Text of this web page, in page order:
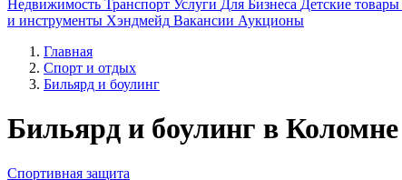
Недвижимость Транспорт Услуги Для Бизнеса Детские товары
и инструменты Хэндмейд Вакансии Аукционы
Главная
Спорт и отдых
Бильярд и боулинг
Бильярд и боулинг в Коломне
Спортивная защита